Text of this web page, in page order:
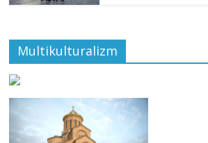
Multikulturalizm